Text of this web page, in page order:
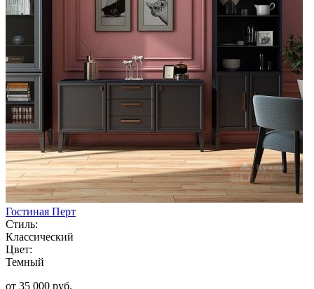
Гостиная Перт
Стиль:
Классический
Цвет:
Темный
от 35 000 руб.